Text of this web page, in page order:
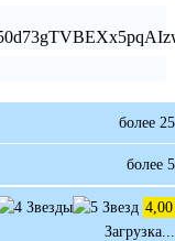
более 25
более 5
4,00
Загрузка...